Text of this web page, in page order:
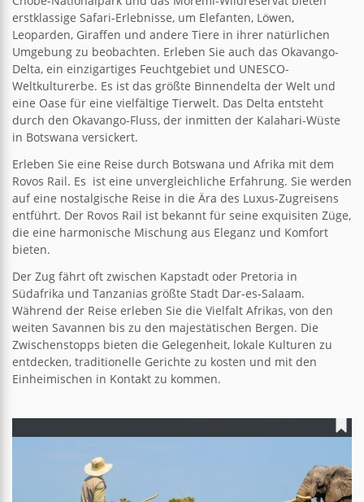
erstklassige Safari-Erlebnisse, um Elefanten, Löwen,
Leoparden, Giraffen und andere Tiere in ihrer natürlichen
Umgebung zu beobachten. Erleben Sie auch das Okavango-
Delta, ein einzigartiges Feuchtgebiet und UNESCO-
Weltkulturerbe. Es ist das größte Binnendelta der Welt und
eine Oase für eine vielfältige Tierwelt. Das Delta entsteht
durch den Okavango-Fluss, der inmitten der Kalahari-Wüste
in Botswana versickert.
Erleben Sie eine Reise durch Botswana und Afrika mit dem
Rovos Rail. Es ist eine unvergleichliche Erfahrung. Sie werden
auf eine nostalgische Reise in die Ära des Luxus-Zugreisens
entführt. Der Rovos Rail ist bekannt für seine exquisiten Züge,
die eine harmonische Mischung aus Eleganz und Komfort
bieten.
Der Zug fährt oft zwischen Kapstadt oder Pretoria in
Südafrika und Tanzanias größte Stadt Dar-es-Salaam.
Während der Reise erleben Sie die Vielfalt Afrikas, von den
weiten Savannen bis zu den majestätischen Bergen. Die
Zwischenstopps bieten die Gelegenheit, lokale Kulturen zu
entdecken, traditionelle Gerichte zu kosten und mit den
Einheimischen in Kontakt zu kommen.